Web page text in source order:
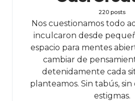
220 posts
Nos cuestionamos todo
inculcaron desde
espacio para mentes
cambiar de
detenidamente cada
planteamos. Sin tabús, sin
estigmas.